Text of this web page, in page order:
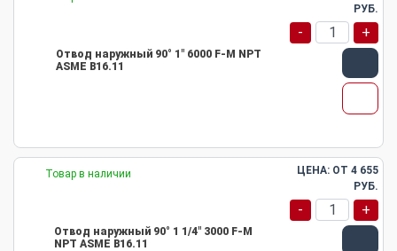
Отвод наружный 90° 1" 6000 F-M NPT
ASME B16.11
РУБ.
- +
Товар в наличии
Отвод наружный 90° 1 1/4" 3000 F-M
NPT ASME B16.11
ЦЕНА: ОТ 4 655
РУБ.
- +